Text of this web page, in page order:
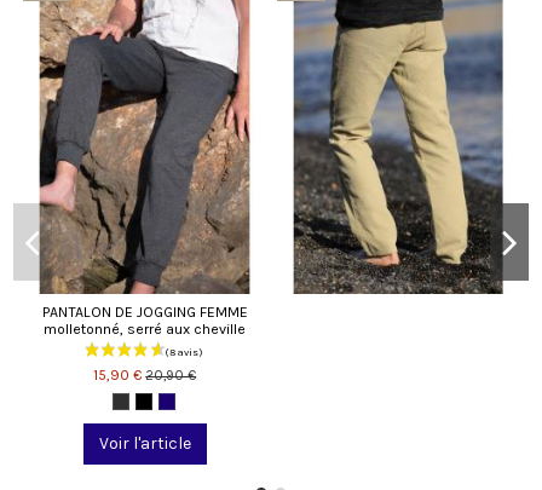
PANTALON DE JOGGING FEMME
molletonné, serré aux cheville
15,90 €20,90 €
Voir l'article